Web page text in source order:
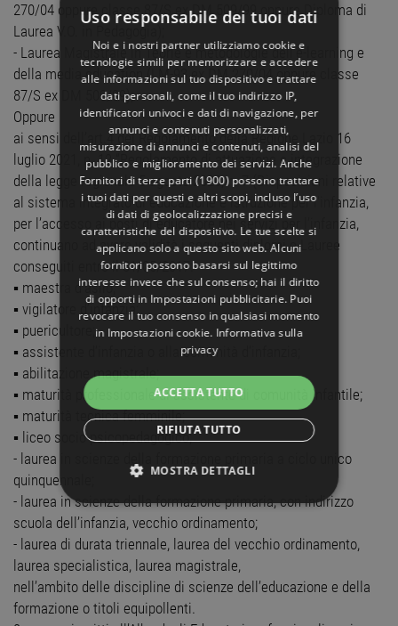
270/04 oppure classe 87/S ex DM 509/99 oppure Diploma di
Laurea V.O. in Pedagogia);
- Laurea Magistrale in Teorie e metodologie dell'e-learning e
della media education (LM-93 ex DM 270/04 oppure classe
87/S ex DM 509/99);
Oppure
ai sensi dell’art.4 del Regolamento della Regione Lazio 16
luglio 2021, n. 12 “Regolamento di attuazione e integrazione
della legge regionale 5 agosto 2020, n. 7 (Disposizioni relative
al sistema integrato di educazione e istruzione per l'infanzia,
per l’accesso ai posti di educatore nei servizi per l’infanzia,
continuano ad avere validità i seguenti diplomi e Lauree
conseguiti entro il 31/05/2017:
▪ maestra d’asilo;
▪ vigilatore d’infanzia;
▪ puericultore;
▪ assistente d’infanzia o alla comunità d’infanzia;
▪ abilitazione magistrale;
▪ maturità professionale di assistente di comunità infantile;
▪ maturità tecnica femminile;
▪ liceo socio-psicopedagogico;
- laurea in scienze della formazione primaria a ciclo unico
quinquennale;
- laurea in scienze della formazione primaria, con indirizzo
scuola dell’infanzia, vecchio ordinamento;
- laurea di durata triennale, laurea del vecchio ordinamento,
laurea specialistica, laurea magistrale,
nell’ambito delle discipline di scienze dell’educazione e della
formazione o titoli equipollenti.
Uso responsabile dei tuoi dati
Noi e i nostri partner utilizziamo cookie e
tecnologie simili per memorizzare e accedere
alle informazioni sul tuo dispositivo e trattare
dati personali, come il tuo indirizzo IP,
identificatori univoci e dati di navigazione, per
annunci e contenuti personalizzati,
misurazione di annunci e contenuti, analisi del
pubblico e miglioramento dei servizi. Anche
Fornitori di terze parti (1900) possono trattare
i tuoi dati per questi e altri scopi, incluso l’uso
di dati di geolocalizzazione precisi e
caratteristiche del dispositivo. Le tue scelte si
applicano solo a questo sito web. Alcuni
fornitori possono basarsi sul legittimo
interesse invece che sul consenso; hai il diritto
di opporti in Impostazioni pubblicitarie. Puoi
revocare il tuo consenso in qualsiasi momento
in Impostazioni cookie. Informativa sulla
privacy
ACCETTA TUTTO
RIFIUTA TUTTO
MOSTRA DETTAGLI
STRETTAMENTE NECESSARI
PERFORMANCE
TARGETING